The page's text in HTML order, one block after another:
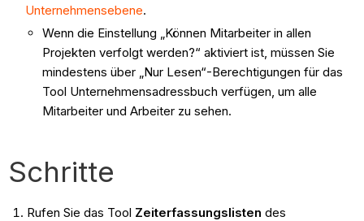
Unternehmensebene.
Wenn die Einstellung „Können Mitarbeiter in allen
Projekten verfolgt werden?“ aktiviert ist, müssen Sie
mindestens über „Nur Lesen“-Berechtigungen für das
Tool Unternehmensadressbuch verfügen, um alle
Mitarbeiter und Arbeiter zu sehen.
Schritte
Rufen Sie das Tool Zeiterfassungslisten des